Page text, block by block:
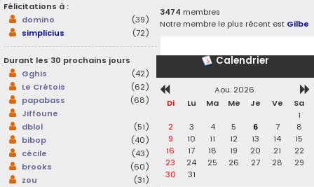
Félicitations à :
domino
(39)
simplicius
(72)
Durant les 30 prochains jours
Gghis
(42)
Le Crétois
(62)
papabass
(68)
Jiffoune
dblol
(51)
bibop
(40)
cécile
(43)
brooks
(60)
zou
(31)
3474 membres
Notre membre le plus récent est Gilbe
Calendrier
Aou. 2026
Di
Lu Ma Me Je Ve
Sa
1
2
3 4 5 6 7
8
9
10 11 12 13 14
15
16
17 18 19 20 21
22
23
24 25 26 27 28
29
30
31